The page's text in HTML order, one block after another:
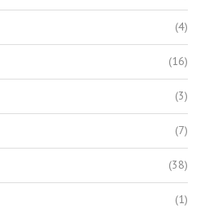
(4)
(16)
(3)
(7)
(38)
(1)